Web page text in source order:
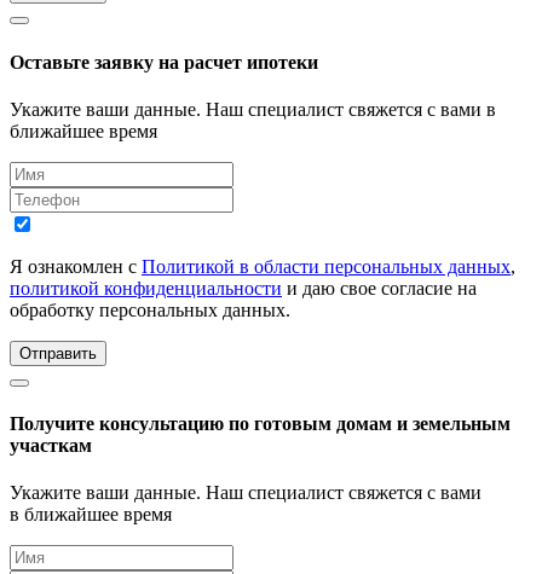
Оставьте заявку на расчет ипотеки
Укажите ваши данные. Наш специалист свяжется с вами в
ближайшее время
Я ознакомлен с Политикой в области персональных данных,
политикой конфиденциальности и даю свое согласие на
обработку персональных данных.
Отправить
Получите консультацию по готовым домам и земельным
участкам
Укажите ваши данные. Наш специалист свяжется с вами
в ближайшее время